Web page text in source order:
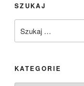
SZUKAJ
KATEGORIE